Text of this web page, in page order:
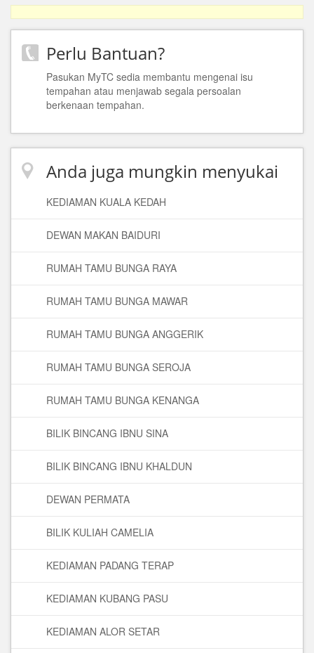
Perlu Bantuan?
Pasukan MyTC sedia membantu mengenai isu
tempahan atau menjawab segala persoalan
berkenaan tempahan.
Anda juga mungkin menyukai
KEDIAMAN KUALA KEDAH
DEWAN MAKAN BAIDURI
RUMAH TAMU BUNGA RAYA
RUMAH TAMU BUNGA MAWAR
RUMAH TAMU BUNGA ANGGERIK
RUMAH TAMU BUNGA SEROJA
RUMAH TAMU BUNGA KENANGA
BILIK BINCANG IBNU SINA
BILIK BINCANG IBNU KHALDUN
DEWAN PERMATA
BILIK KULIAH CAMELIA
KEDIAMAN PADANG TERAP
KEDIAMAN KUBANG PASU
KEDIAMAN ALOR SETAR